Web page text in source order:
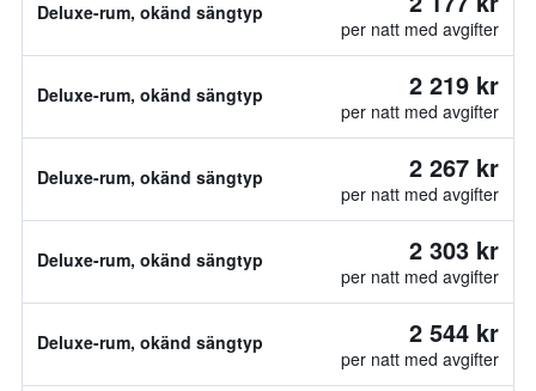
Deluxe-rum, okänd sängtyp
per natt med avgifter
Deluxe-rum, okänd sängtyp 2 219 kr
per natt med avgifter
Deluxe-rum, okänd sängtyp 2 267 kr
per natt med avgifter
Deluxe-rum, okänd sängtyp 2 303 kr
per natt med avgifter
Deluxe-rum, okänd sängtyp 2 544 kr
per natt med avgifter